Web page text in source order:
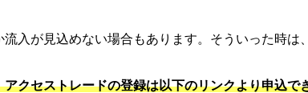
入が見込めない場合もあります。そういった時は
クセストレードの登録は以下のリンクより申込